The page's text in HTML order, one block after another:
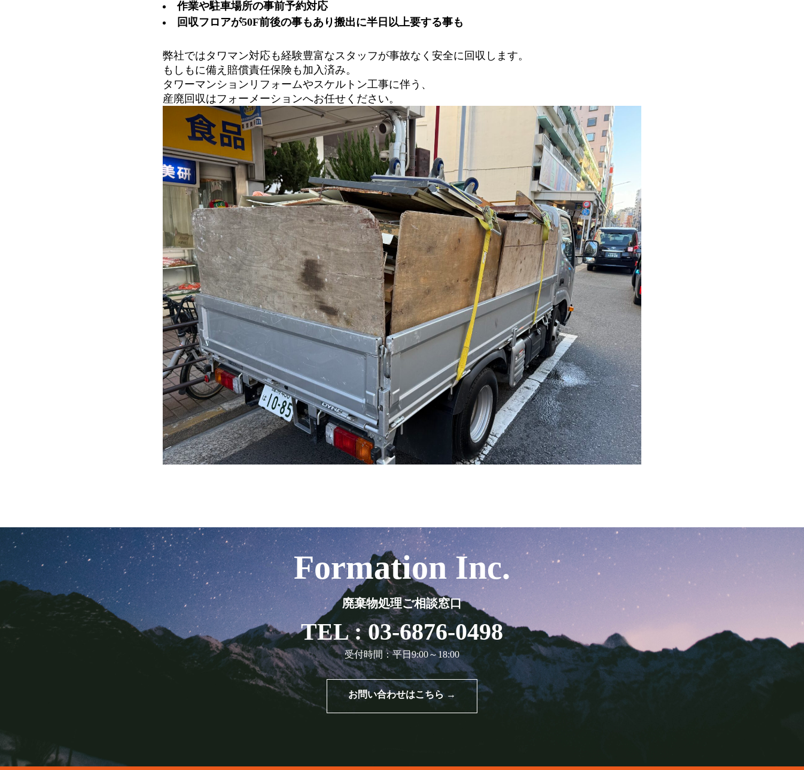
作業や駐車場所の事前予約対応
回収フロアが50F前後の事もあり搬出に半日以上要する事も
弊社ではタワマン対応も経験豊富なスタッフが事故なく安全に回収します。
もしもに備え賠償責任保険も加入済み。
タワーマンションリフォームやスケルトン工事に伴う、
産廃回収はフォーメーションへお任せください。
Formation Inc.
廃棄物処理ご相談窓口
TEL : 03-6876-0498
受付時間：平日9:00～18:00
お問い合わせはこちら →